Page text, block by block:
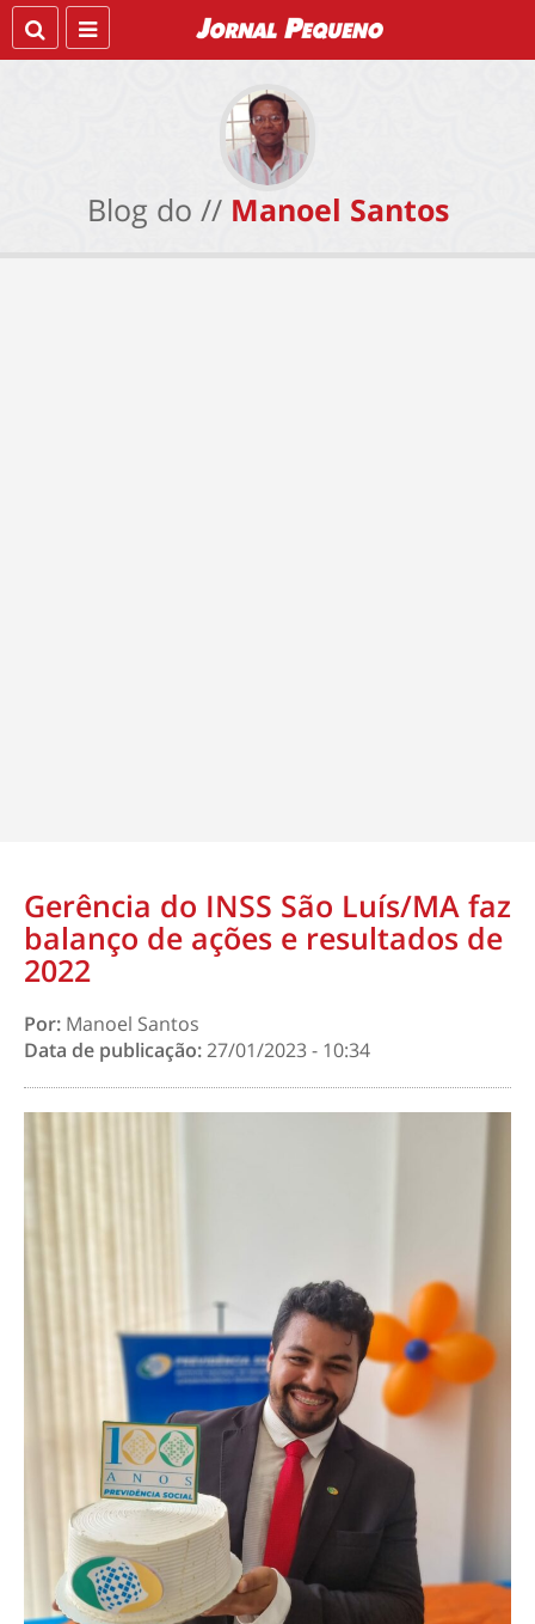
Blog do // Manoel Santos
Gerência do INSS São Luís/MA faz
balanço de ações e resultados de
2022
Por: Manoel Santos
Data de publicação:27/01/2023 - 10:34